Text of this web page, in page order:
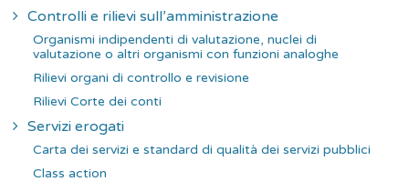
Controlli e rilievi sull’amministrazione
Organismi indipendenti di valutazione, nuclei di
valutazione o altri organismi con funzioni analoghe
Rilievi organi di controllo e revisione
Rilievi Corte dei conti
Servizi erogati
Carta dei servizi e standard di qualità dei servizi pubblici
Class action